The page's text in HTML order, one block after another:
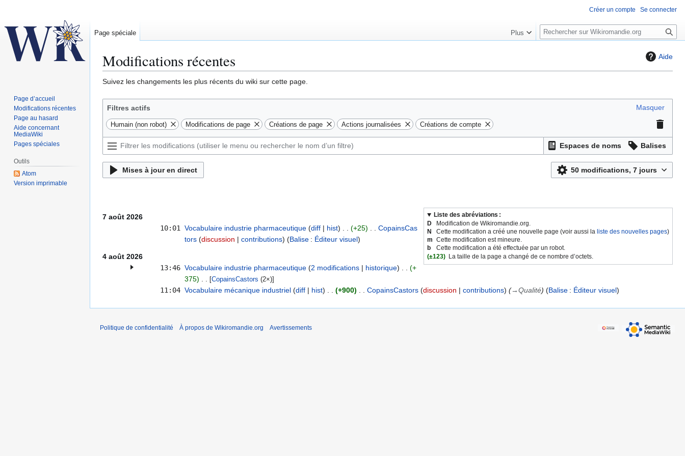
Aide
Modifications récentes
Aller
Aller
Suivez les changements les plus récents du wiki sur cette page.
Filtres actifs Masquer
Humain (non robot) Modifications de page Créations de page Actions journalisées Créations de compte
Espaces de noms Balises
Mises à jour en direct 50 modifications, 7 jours
Liste des abréviations :
D
Modification de Wikiromandie.org.
N
Cette modification a créé une nouvelle page (voir aussi la liste des nouvelles pages)
m Cette modification est mineure.
b
Cette modification a été effectuée par un robot.
(±123) La taille de la page a changé de ce nombre d’octets.
7 août 2026
10:01 Vocabulaire industrie pharmaceutique diff hist +25
CopainsCas
tors discussion contributions Balise : Éditeur visuel
4 août 2026
13:46 Vocabulaire industrie pharmaceutique 2 modifications historique
+
375
[CopainsCastors (2×)]
11:04 Vocabulaire mécanique industriel diff hist +900 CopainsCastors discussion contributions (→Qualité) Balise : Éditeur visuel
Créer un compte Se connecter
Page spéciale Plus
R
e
e
c
r
Page d’accueil
Modifications récentes
Page au hasard
Aide concernant
MediaWiki
Pages spéciales
Outils
Atom
Version imprimable
Politique de confidentialité À propos de Wikiromandie.org Avertissements